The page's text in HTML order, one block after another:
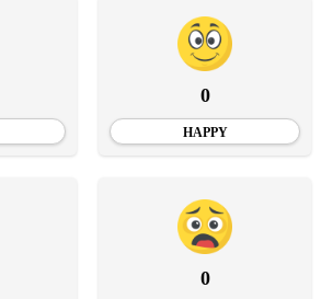
0
HAPPY
0